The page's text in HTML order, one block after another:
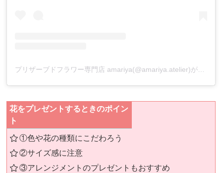
花をプレゼントするときのポイン
ト
①色や花の種類にこだわろう
②サイズ感に注意
③アレンジメントのプレゼントもおすすめ